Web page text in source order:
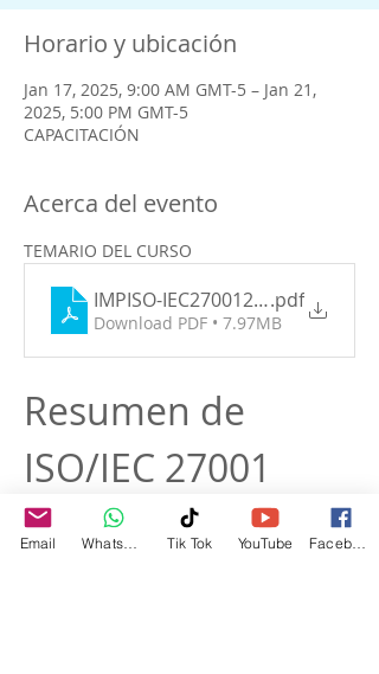
Horario y ubicación
Jan 17, 2025, 9:00 AM GMT-5 – Jan 21,
2025, 5:00 PM GMT-5
CAPACITACIÓN
Acerca del evento
TEMARIO DEL CURSO
IMPISO-IEC270012022.pdf
Download PDF • 7.97MB
Resumen de
ISO/IEC 27001
ISO/IEC 27001 es un estándar
internacional que proporciona un marco
Email Tik Tok YouTube